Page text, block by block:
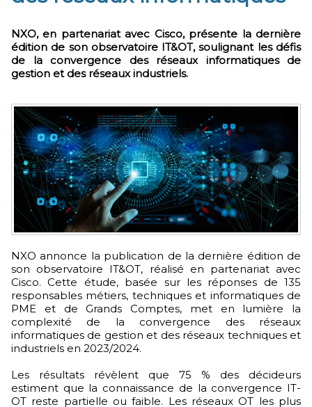
NXO, en partenariat avec Cisco, présente la dernière
édition de son observatoire IT&OT, soulignant les défis
de la convergence des réseaux informatiques de
gestion et des réseaux industriels.
NXO annonce la publication de la dernière édition de
son observatoire IT&OT, réalisé en partenariat avec
Cisco. Cette étude, basée sur les réponses de 135
responsables métiers, techniques et informatiques de
PME et de Grands Comptes, met en lumière la
complexité de la convergence des réseaux
informatiques de gestion et des réseaux techniques et
industriels en 2023/2024.
Les résultats révèlent que 75 % des décideurs
estiment que la connaissance de la convergence IT-
OT reste partielle ou faible. Les réseaux OT les plus